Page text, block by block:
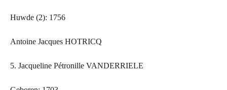
Huwde (2): 1756
Antoine Jacques HOTRICQ
5. Jacqueline Pétronille VANDERRIELE